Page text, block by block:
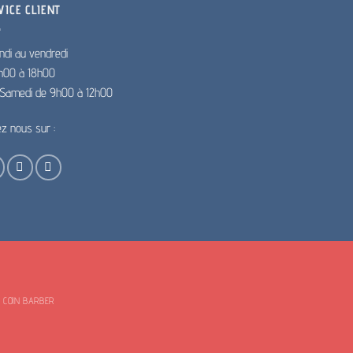
plusieurs
options
peuvent
être
sur
la
page
CLIENT
au vendredi
à 18h00
de 9h00 à 12h00
nous sur :
BARBER